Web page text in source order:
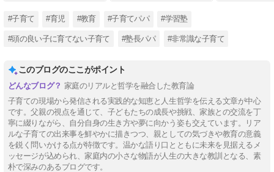
#子育て #育児 #教育 #子育てパパ #学習塾
#頭の良い子に育てない子育て #塾長パパ #非常識な子育て
このブログのここがポイント
家庭のリアルと哲学を融合した教育論
子育ての現場から発信される実践的な知恵と人生哲学を伝える文章が中心
です。父親の視点を通じて、子どもたちの成長や挑戦、家族との交流を丁
寧に綴りながら、自分自身の生き方や夢に向かう姿も交えています。リア
ルな子育ての出来事を鮮やかに描きつつ、親としての気づきや教育の意義
を鋭く問いかける点が特徴です。温かな語り口とともに未来を見据えるメ
ッセージが込められ、家庭内の小さな物語が人生の大きな教訓となる、素
朴で深みのあるブログです。